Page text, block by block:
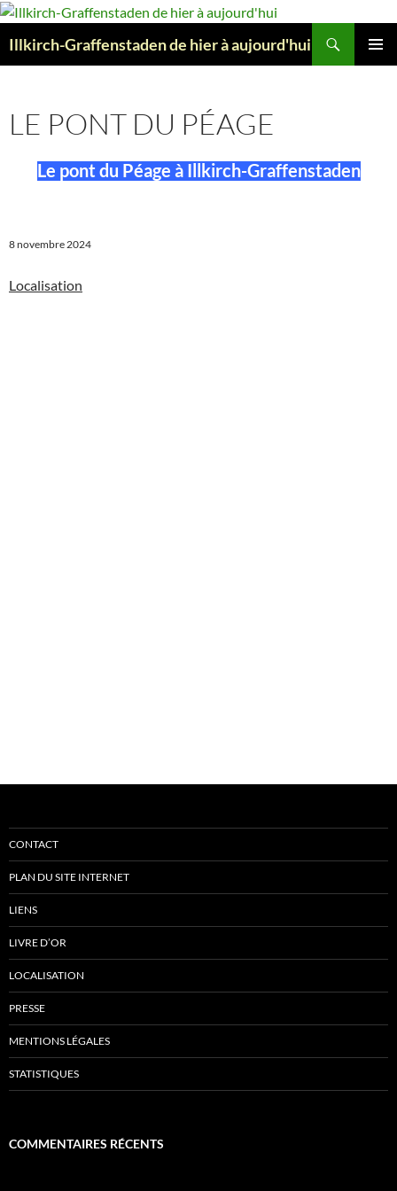
Aller
contenu
Illkirch-Graffenstaden de hier à aujourd'hui
LE PONT DU PÉAGE
Le pont du Péage à Illkirch-Graffenstaden
8 novembre 2024
Localisation
CONTACT
PLAN DU SITE INTERNET
LIENS
LIVRE D’OR
LOCALISATION
PRESSE
MENTIONS LÉGALES
STATISTIQUES
COMMENTAIRES RÉCENTS